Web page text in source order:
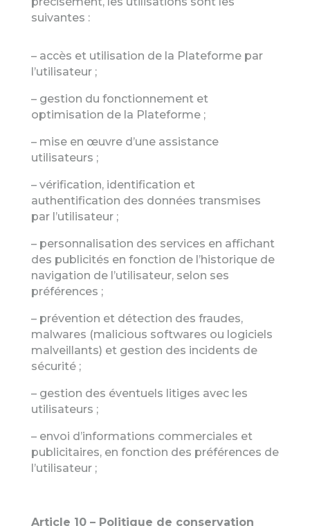
suivantes :
– accès et utilisation de la Plateforme par
l’utilisateur ;
– gestion du fonctionnement et
optimisation de la Plateforme ;
– mise en œuvre d’une assistance
utilisateurs ;
– vérification, identification et
authentification des données transmises
par l’utilisateur ;
– personnalisation des services en affichant
des publicités en fonction de l’historique de
navigation de l’utilisateur, selon ses
préférences ;
– prévention et détection des fraudes,
malwares (malicious softwares ou logiciels
malveillants) et gestion des incidents de
sécurité ;
– gestion des éventuels litiges avec les
utilisateurs ;
– envoi d’informations commerciales et
publicitaires, en fonction des préférences de
l’utilisateur ;
Article 10 – Politique de conservation